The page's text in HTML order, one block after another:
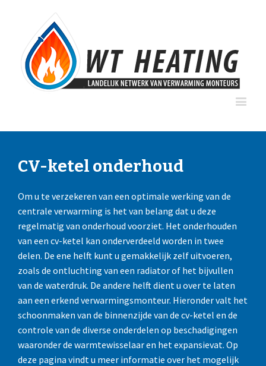
CV-ketel onderhoud
Om u te verzekeren van een optimale werking van de
centrale verwarming is het van belang dat u deze
regelmatig van onderhoud voorziet. Het onderhouden
van een cv-ketel kan onderverdeeld worden in twee
delen. De ene helft kunt u gemakkelijk zelf uitvoeren,
zoals de ontluchting van een radiator of het bijvullen
van de waterdruk. De andere helft dient u over te laten
aan een erkend verwarmingsmonteur. Hieronder valt het
schoonmaken van de binnenzijde van de cv-ketel en de
controle van de diverse onderdelen op beschadigingen
waaronder de warmtewisselaar en het expansievat. Op
deze pagina vindt u meer informatie over het mogelijk